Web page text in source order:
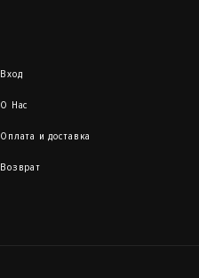
Вход
О Нас
Оплата и доставка
Возврат